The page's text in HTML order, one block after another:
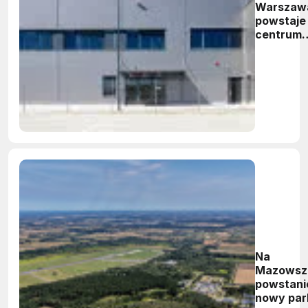
powstaje
centrum
Na
nowy